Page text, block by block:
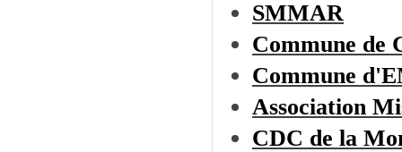
SMMAR
Commune de
Commune
Association
CDC de la